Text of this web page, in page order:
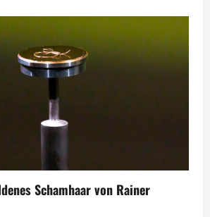
Umstyling
Aldi
Zum
neuen
Dienst-
Schamhaar von Rainer